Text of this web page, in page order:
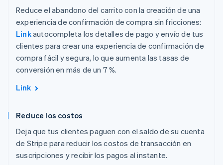
Reduce el abandono del carrito con la creación de una
experiencia de confirmación de compra sin fricciones:
Linkautocompleta los detalles de pago y envío de tus
clientes para crear una experiencia de confirmación de
compra fácil y segura, lo que aumenta las tasas de
conversión en más de un 7 %.
Link
Reduce los costos
Deja que tus clientes paguen con el saldo de su cuenta
de Stripe para reducir los costos de transacción en
suscripciones y recibir los pagos al instante.